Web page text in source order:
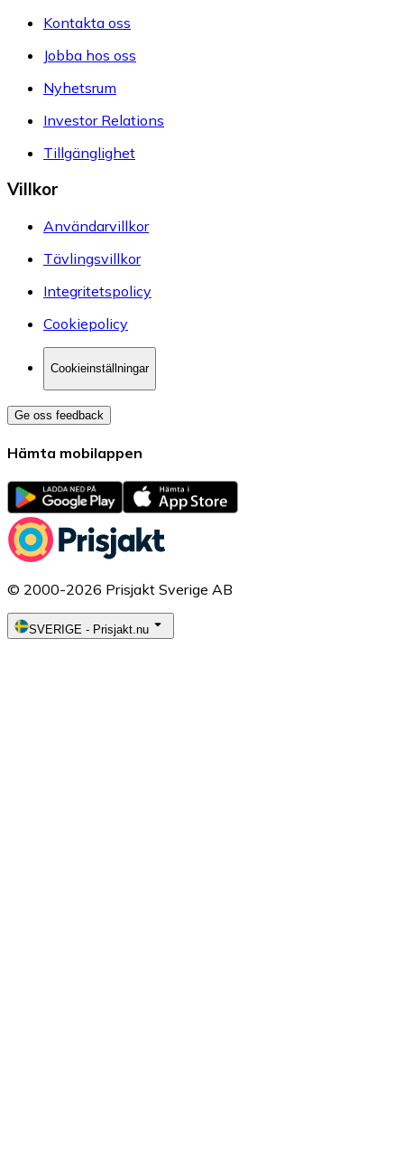
Kontakta oss
Jobba hos oss
Nyhetsrum
Investor Relations
Tillgänglighet
Villkor
Användarvillkor
Tävlingsvillkor
Integritetspolicy
Cookiepolicy
Cookieinställningar
Ge oss feedback
Hämta mobilappen
© 2000-2026 Prisjakt Sverige AB
SVERIGE - Prisjakt.nu